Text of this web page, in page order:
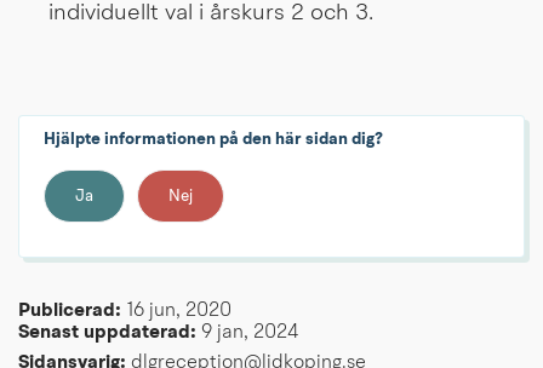
individuellt val i årskurs 2 och 3.
Hjälpte informationen på den här sidan dig?
Ja Nej
Publicerad:
16 jun, 2020
Senast uppdaterad: 9 jan, 2024
Sidansvarig: dlgreception@lidkoping.se